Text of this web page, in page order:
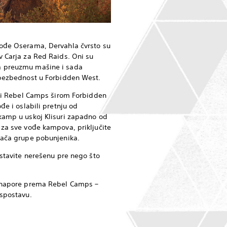
Oserama, Dervahla čvrsto su
za Red Raids. Oni su
preuzmu mašine i sada
u Forbidden West.
Camps širom Forbidden
i oslabili pretnju od
u uskoj Klisuri zapadno od
sve vođe kampova, priključite
grupe pobunjenika.
nerešenu pre nego što
prema Rebel Camps –